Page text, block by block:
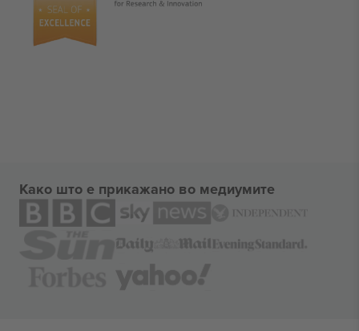
Како што е прикажано во медиумите